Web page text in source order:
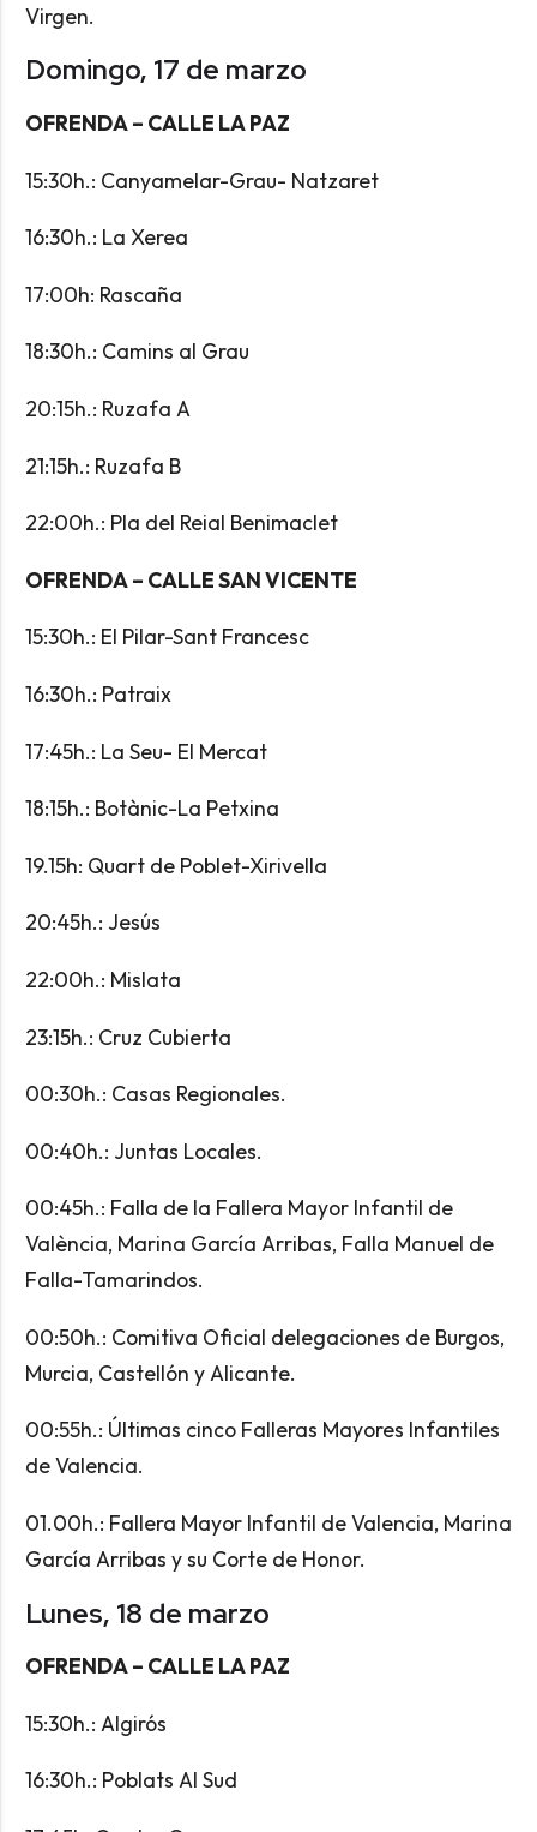
Virgen.
Domingo, 17 de marzo
OFRENDA – CALLE LA PAZ
15:30h.: Canyamelar-Grau- Natzaret
16:30h.: La Xerea
17:00h: Rascaña
18:30h.: Camins al Grau
20:15h.: Ruzafa A
21:15h.: Ruzafa B
22:00h.: Pla del Reial Benimaclet
OFRENDA – CALLE SAN VICENTE
15:30h.: El Pilar-Sant Francesc
16:30h.: Patraix
17:45h.: La Seu- El Mercat
18:15h.: Botànic-La Petxina
19.15h: Quart de Poblet-Xirivella
20:45h.: Jesús
22:00h.: Mislata
23:15h.: Cruz Cubierta
00:30h.: Casas Regionales.
00:40h.: Juntas Locales.
00:45h.: Falla de la Fallera Mayor Infantil de
València, Marina García Arribas, Falla Manuel de
Falla-Tamarindos.
00:50h.: Comitiva Oficial delegaciones de Burgos,
Murcia, Castellón y Alicante.
00:55h.: Últimas cinco Falleras Mayores Infantiles
de Valencia.
01.00h.: Fallera Mayor Infantil de Valencia, Marina
García Arribas y su Corte de Honor.
Lunes, 18 de marzo
OFRENDA – CALLE LA PAZ
15:30h.: Algirós
16:30h.: Poblats Al Sud